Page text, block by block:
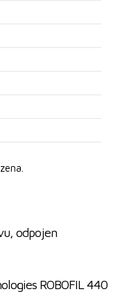
odpojen
ROBOFIL 440